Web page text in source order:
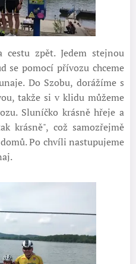
cestu zpět. Jedem stejnou
se pomocí přívozu chceme
Do Szobu, dorážíme s
takže si v klidu můžeme
Sluníčko krásně hřeje a
krásně", což samozřejmě
Po chvíli nastupujeme